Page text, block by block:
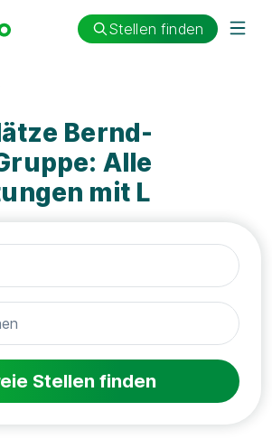
Stellen finden
Bernd-
Alle
mit L
Stellen finden